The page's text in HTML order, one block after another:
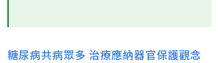
糖尿病共病眾多 治療應納器官保護觀念